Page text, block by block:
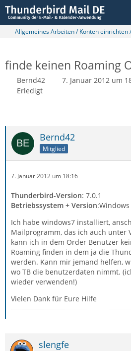
Allgemeines Arbeiten / Konten einrichten
finde keinen Roaming
Bernd42 7. Januar 2012 um
Erledigt
Bernd42
Mitglied
7. Januar 2012 um 18:16
Thunderbird-Version: 7.0.1
Betriebssystem + Version:Windows
Ich habe windows7 installiert,
Mailprogramm, das ich auch unter
kann ich in dem Order Benutzer
Roaming finden in dem ja die
werden. Kann mir jemand helfen,
wo TB die benutzerdaten nimmt.
wieder verwenden!)
Vielen Dank für Eure Hilfe
slengfe